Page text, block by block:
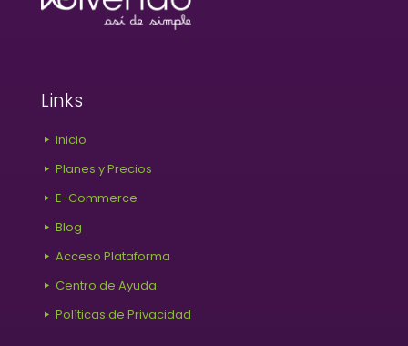
Links
Inicio
Planes y Precios
E-Commerce
Blog
Acceso Plataforma
Centro de Ayuda
Políticas de Privacidad